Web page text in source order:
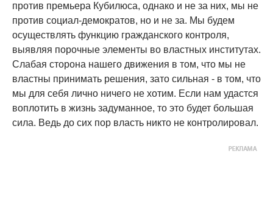
против премьера Кубилюса, однако и не за них, мы не
против социал-демократов, но и не за. Мы будем
осуществлять функцию гражданского контроля,
выявляя порочные элементы во властных институтах.
Слабая сторона нашего движения в том, что мы не
властны принимать решения, зато сильная - в том, что
мы для себя лично ничего не хотим. Если нам удастся
воплотить в жизнь задуманное, то это будет большая
сила. Ведь до сих пор власть никто не контролировал.